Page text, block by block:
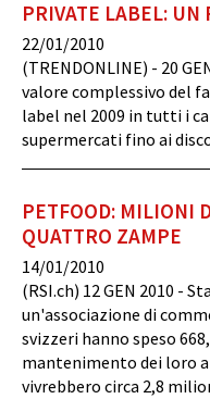
PRIVATE LABEL: UN
22/01/2010
(TRENDONLINE) - 20
valore complessivo del
label nel 2009 in tutti i
supermercati fino ai
PETFOOD: MILIONI
QUATTRO ZAMPE
14/01/2010
(RSI.ch) 12 GEN 2010 -
un'associazione di
svizzeri hanno speso
mantenimento dei loro
vivrebbero circa 2,8